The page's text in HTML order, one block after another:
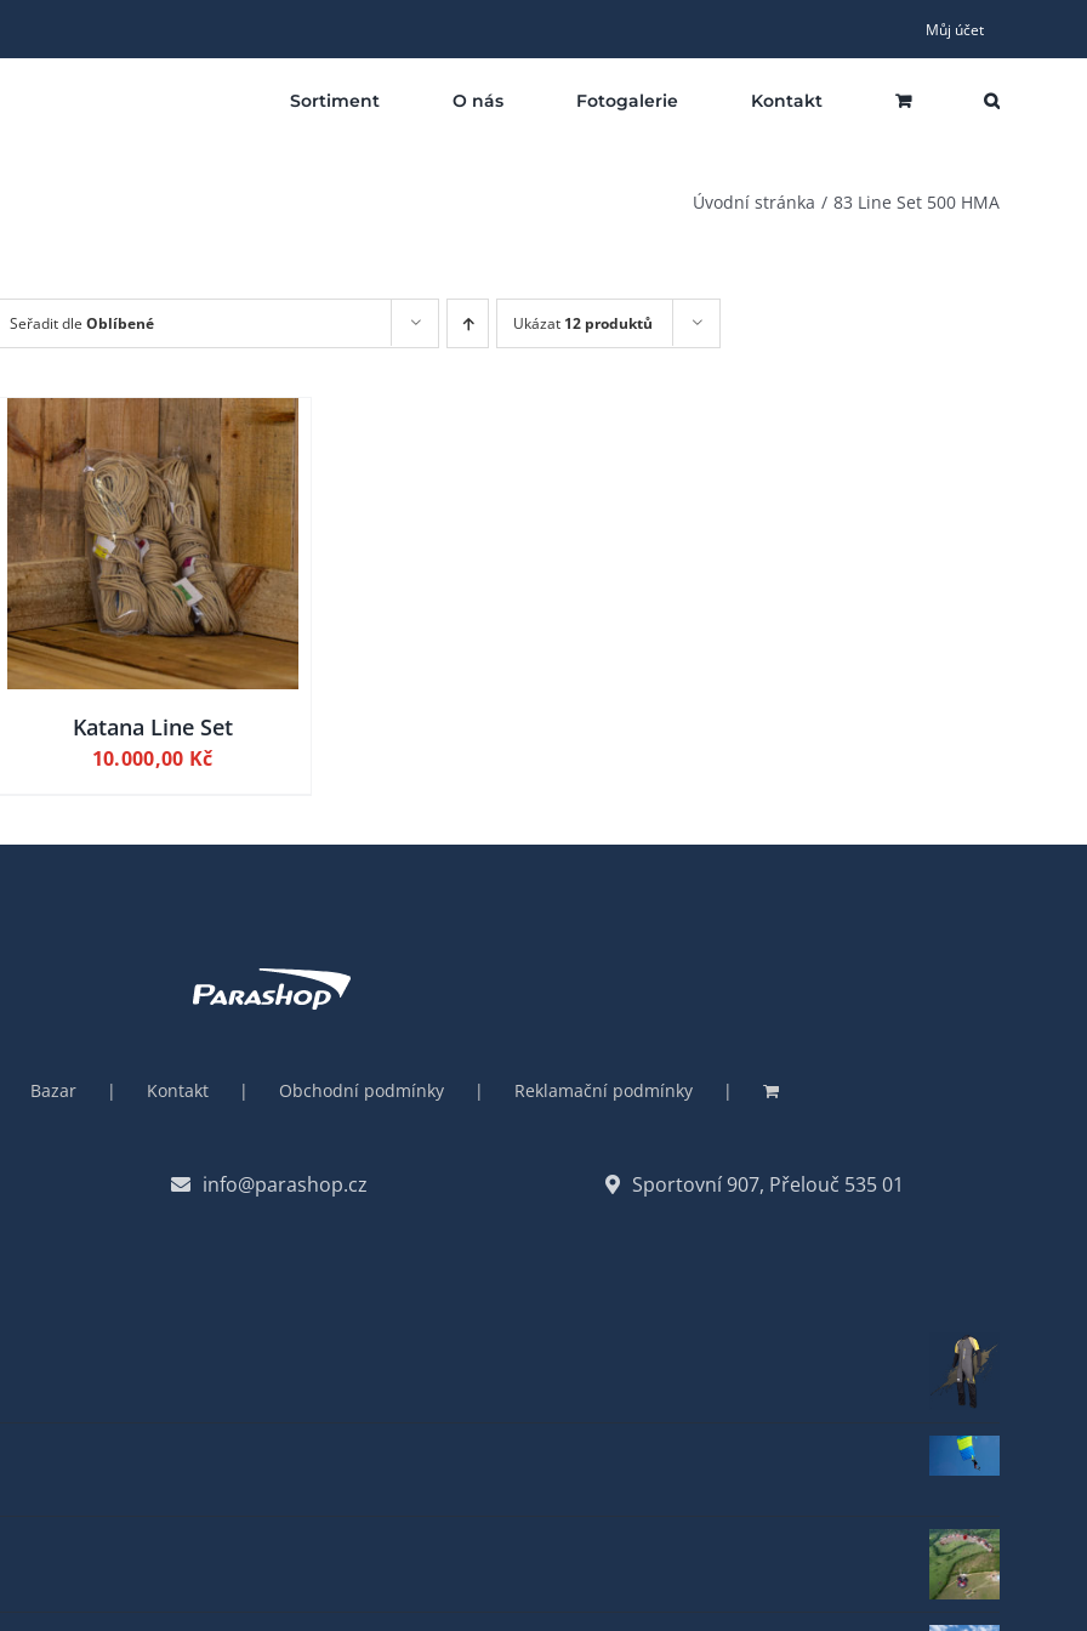
Můj účet
Sortiment O nás Fotogalerie Kontakt
Úvodní stránka 83 Line Set 500 HMA
Seřadit dle Oblíbené Ukázat 12 produktů
Katana Line Set
10.000,00 Kč
Bazar Kontakt Obchodní podmínky Reklamační podmínky
info@parashop.cz Sportovní 907, Přelouč 535 01